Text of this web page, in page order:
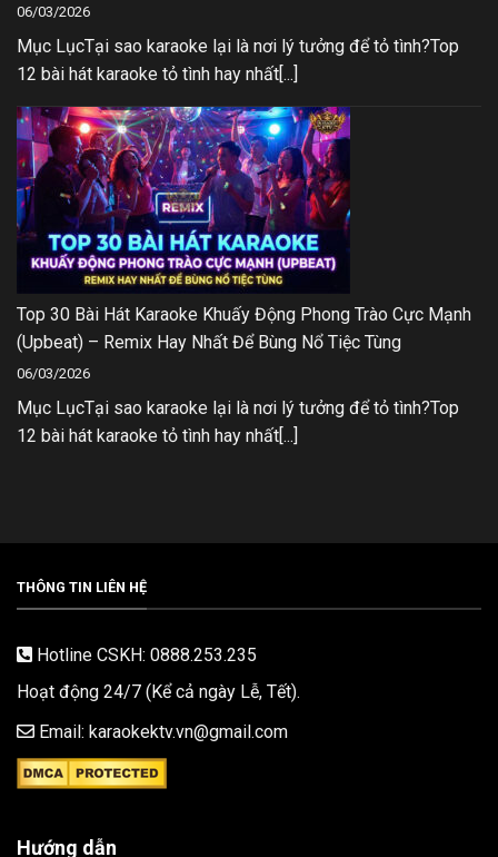
06/03/2026
Mục LụcTại sao karaoke lại là nơi lý tưởng để tỏ tình?Top
12 bài hát karaoke tỏ tình hay nhất[...]
Top 30 Bài Hát Karaoke Khuấy Động Phong Trào Cực Mạnh
(Upbeat) – Remix Hay Nhất Để Bùng Nổ Tiệc Tùng
06/03/2026
Mục LụcTại sao karaoke lại là nơi lý tưởng để tỏ tình?Top
12 bài hát karaoke tỏ tình hay nhất[...]
THÔNG TIN LIÊN HỆ
Hotline CSKH: 0888.253.235
Hoạt động 24/7 (Kể cả ngày Lễ, Tết).
Email: karaokektv.vn@gmail.com
Hướng dẫn